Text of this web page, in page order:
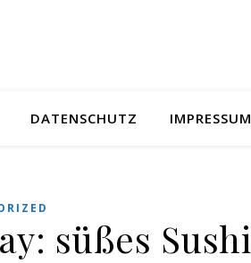
DATENSCHUTZ IMPRESSUM
süßes Sushi